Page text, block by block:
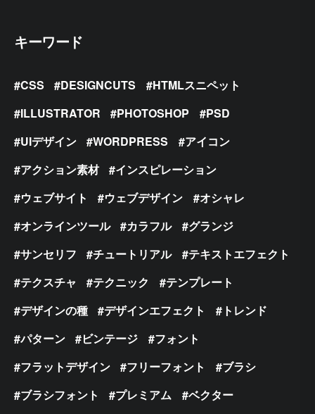
キーワード
CSS DESIGNCUTS
HTMLスニペット
ILLUSTRATOR
PHOTOSHOP
PSD
UIデザイン
WORDPRESS
アイコン
アクション素材
インスピレーション
ウェブサイト
ウェブデザイン
オシャレ
オンラインツール
カラフル
グランジ
サンセリフ
チュートリアル
テキストエフェクト
テクスチャ
テクニック
テンプレート
デザインの種
デザインエフェクト
トレンド
パターン
ビンテージ
フォント
フラットデザイン
フリーフォント
ブラシ
ブラシフォント
プレミアム
ベクター